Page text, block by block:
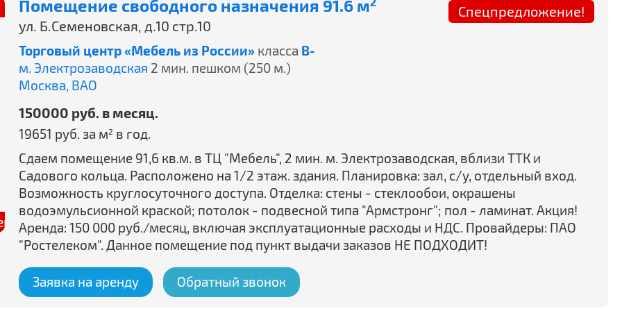
Спецпредложение!
Спецпредложение
Помещение свободного назначения 91.6 м
ул. Б.Семеновская, д.10 стр.10
Торговый центр «Мебель из России» класса B-
м. Электрозаводская 2 мин. пешком (250 м.)
Москва, ВАО
150000 руб. в месяц.
19651 руб. за м2 в год.
Сдаем помещение 91,6 кв.м. в ТЦ "Мебель", 2 мин. м. Электрозаводская, вблизи ТТК и
Садового кольца. Расположено на 1/2 этаж. здания. Планировка: зал, с/у, отдельный вход.
Возможность круглосуточного доступа. Отделка: стены - стеклообои, окрашены
водоэмульсионной краской; потолок - подвесной типа "Армстронг"; пол - ламинат. Акция!
Аренда: 150 000 руб./месяц, включая эксплуатационные расходы и НДС. Провайдеры: ПАО
"Ростелеком". Данное помещение под пункт выдачи заказов НЕ ПОДХОДИТ!
Заявка на аренду Обратный звонок